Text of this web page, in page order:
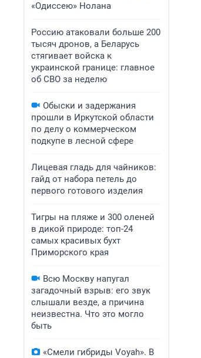
«Одиссею» Нолана
Россию атаковали больше 200
тысяч дронов, а Беларусь
стягивает войска к
украинской границе: главное
об СВО за неделю
Обыски и задержания
прошли в Иркутской области
по делу о коммерческом
подкупе в лесной сфере
Лицевая гладь для чайников:
гайд от набора петель до
первого готового изделия
Тигры на пляже и 300 оленей
в дикой природе: топ-24
самых красивых бухт
Приморского края
Всю Москву напугал
загадочный взрыв: его звук
слышали везде, а причина
неизвестна. Что это могло
быть
«Смели гибриды Voyah». В